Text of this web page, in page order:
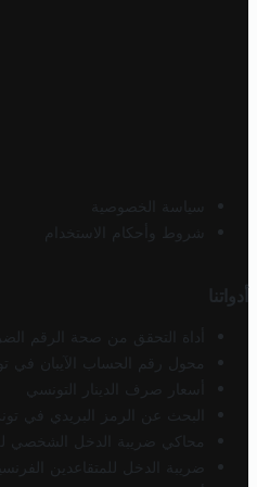
سياسة الخصوصية
شروط وأحكام الاستخدام
أدواتنا
أداة التحقق من صحة الرقم
محول رقم الحساب الآيبان في
أسعار صرف الدينار التونسي
البحث عن الرمز البريدي في
محاكي ضريبة الدخل الشخصي
ضريبة الدخل للمتقاعدين